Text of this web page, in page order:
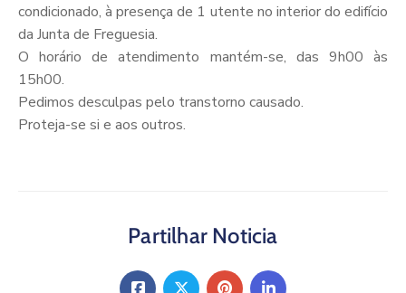
condicionado, à presença de 1 utente no interior do edifício
da Junta de Freguesia.
O horário de atendimento mantém-se, das 9h00 às
15h00.
Pedimos desculpas pelo transtorno causado.
Proteja-se si e aos outros.
Partilhar Noticia